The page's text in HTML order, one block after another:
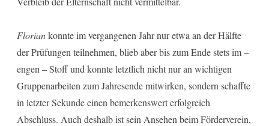
Floriankonnte im vergangenen Jahr nur etwa an der Hälfte
der Prüfungen teilnehmen, blieb aber bis zum Ende stets im –
engen – Stoff und konnte letztlich nicht nur an wichtigen
Gruppenarbeiten zum Jahresende mitwirken, sondern schaffte
in letzter Sekunde einen bemerkenswert erfolgreich
Abschluss. Auch deshalb ist sein Ansehen beim Förderverein,